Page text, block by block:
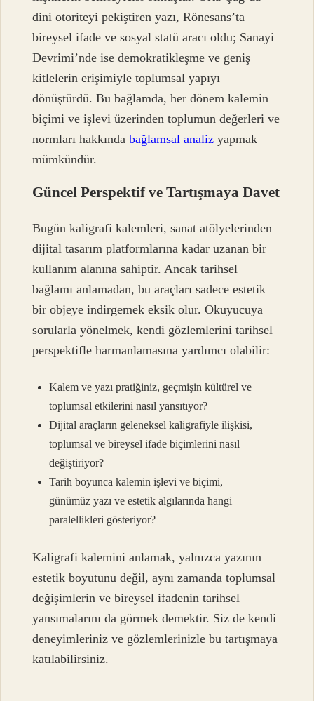
dini otoriteyi pekiştiren yazı, Rönesans’ta
bireysel ifade ve sosyal statü aracı oldu; Sanayi
Devrimi’nde ise demokratikleşme ve geniş
kitlelerin erişimiyle toplumsal yapıyı
dönüştürdü. Bu bağlamda, her dönem kalemin
biçimi ve işlevi üzerinden toplumun değerleri ve
normları hakkındabağlamsal analiz yapmak
mümkündür.
Güncel Perspektif ve Tartışmaya Davet
Bugün kaligrafi kalemleri, sanat atölyelerinden
dijital tasarım platformlarına kadar uzanan bir
kullanım alanına sahiptir. Ancak tarihsel
bağlamı anlamadan, bu araçları sadece estetik
bir objeye indirgemek eksik olur. Okuyucuya
sorularla yönelmek, kendi gözlemlerini tarihsel
perspektifle harmanlamasına yardımcı olabilir:
Kalem ve yazı pratiğiniz, geçmişin kültürel ve
toplumsal etkilerini nasıl yansıtıyor?
Dijital araçların geleneksel kaligrafiyle ilişkisi,
toplumsal ve bireysel ifade biçimlerini nasıl
değiştiriyor?
Tarih boyunca kalemin işlevi ve biçimi,
günümüz yazı ve estetik algılarında hangi
paralellikleri gösteriyor?
Kaligrafi kalemini anlamak, yalnızca yazının
estetik boyutunu değil, aynı zamanda toplumsal
değişimlerin ve bireysel ifadenin tarihsel
yansımalarını da görmek demektir. Siz de kendi
deneyimleriniz ve gözlemlerinizle bu tartışmaya
katılabilirsiniz.